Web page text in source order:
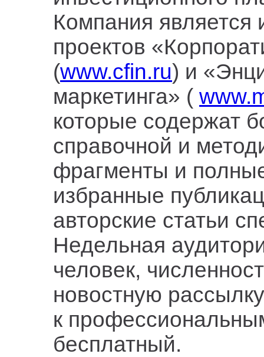
Компания является
проектов
(www.cfin.ru) и
маркетинга» (
которые содержат
справочной и
фрагменты и
избранные
авторские статьи
Недельная
человек,
новостную
к
бесплатный.